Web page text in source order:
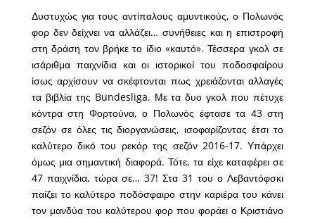
Δυστυχώς για τους αντίπαλους αμυντικούς, ο Πολωνός
φορ δεν δείχνει να αλλάζει… συνήθειες και η επιστροφή
στη δράση τον βρήκε το ίδιο «καυτό». Τέσσερα γκολ σε
ισάριθμα παιχνίδια και οι ιστορικοί του ποδοσφαίρου
ίσως αρχίσουν να σκέφτονται πως χρειάζονται αλλαγές
τα βιβλία της Bundesliga. Με τα δυο γκολ που πέτυχε
κόντρα στη Φορτούνα, ο Πολωνός έφτασε τα 43 στη
σεζόν σε όλες τις διοργανώσεις, ισοφαρίζοντας έτσι το
καλύτερο δικό του ρεκόρ της σεζόν 2016-17. Υπάρχει
όμως μια σημαντική διαφορά. Τότε, τα είχε καταφέρει σε
47 παιχνίδια, τώρα σε… 37! Στα 31 του ο Λεβαντόφσκι
παίζει το καλύτερο ποδόσφαιρο στην καριέρα του κάνει
τον μανδύα του καλύτερου φορ που φοράει ο Κριστιάνο